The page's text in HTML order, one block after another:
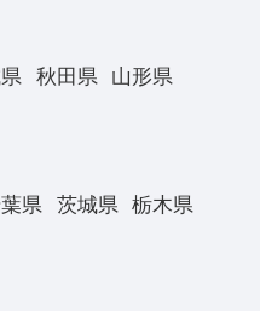
秋田県
山形県
県 茨城県
栃木県